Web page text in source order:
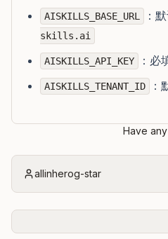
AISKILLS_BASE_URL ：
skills.ai
AISKILLS_API_KEY ：必
AISKILLS_TENANT_ID ：
Have
allinherog-star